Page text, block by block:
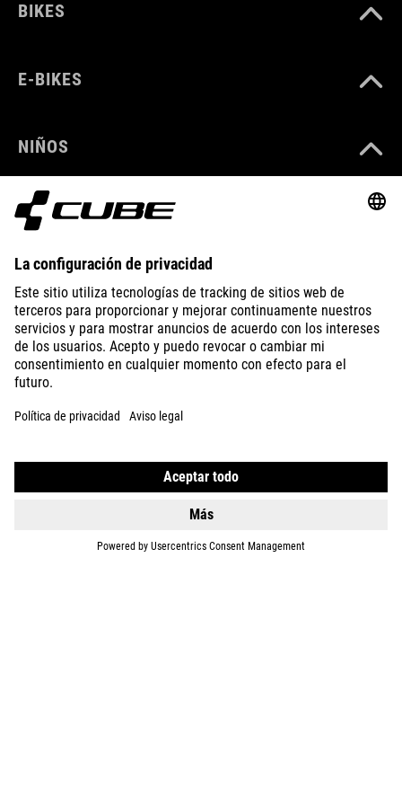
BIKES
E-BIKES
NIÑOS
GEAR
EQUIPMENT
SUPPORT
ABOUT US